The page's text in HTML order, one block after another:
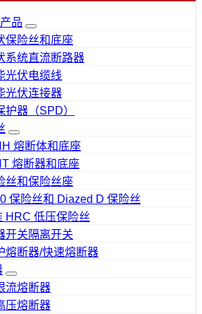
品
保险丝和底座
系统直流断路器
光伏电缆线
光伏连接器
护器（SPD）
熔断体和底座
熔断器和底座
丝和保险丝座
保险丝和 Diazed D 保险丝
HRC 低压保险丝
开关隔离开关
熔断器/快速熔断器
流熔断器
压熔断器